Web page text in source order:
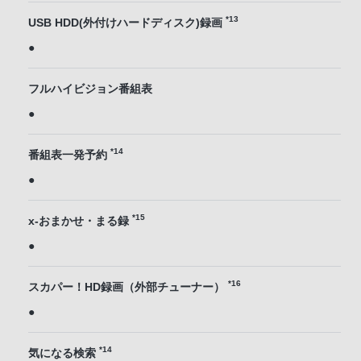
USB HDD(外付けハードディスク)録画 *13
●
フルハイビジョン番組表
●
番組表一発予約 *14
●
x-おまかせ・まる録 *15
●
スカパー！HD録画（外部チューナー） *16
●
気になる検索 *14